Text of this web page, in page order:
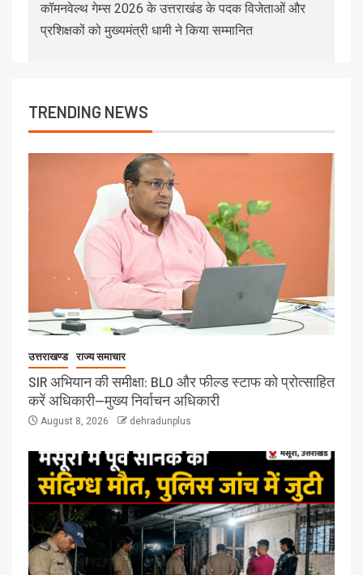
कॉमनवेल्थ गेम्स 2026 के उत्तराखंड के पदक विजेताओं और
प्रशिक्षकों को मुख्यमंत्री धामी ने किया सम्मानित
TRENDING NEWS
उत्तराखण्ड राज्य समाचार
SIR अभियान की समीक्षा: BLO और फील्ड स्टाफ को प्रोत्साहित
करें अधिकारी—मुख्य निर्वाचन अधिकारी
August 8, 2026 dehradunplus